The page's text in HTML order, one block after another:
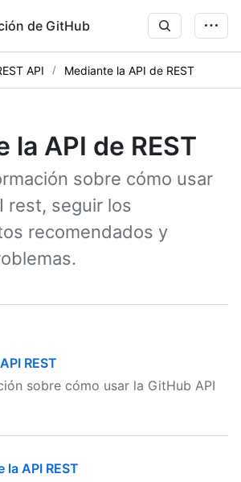
de GitHub
API Mediante la API de REST
la API de REST
sobre cómo usar
rest, seguir los
recomendados y
REST
sobre cómo usar la GitHub API
la API REST